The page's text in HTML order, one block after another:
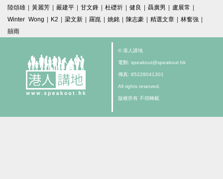
陸頌雄 | 黃麗芳 | 嚴建平 | 甘文鋒 | 杜礎圻 | 健良 | 聶廣男 | 盧展常 |
Winter Wong | K2 | 梁文新 | 羅崑 | 姚銘 | 陳志豪 | 精選文章 | 林奮強 |
囍雨
© 港人講地
電郵: speakout@speakout.hk
傳真: 85228041301
All rights reserved.
版權所有 不得轉載